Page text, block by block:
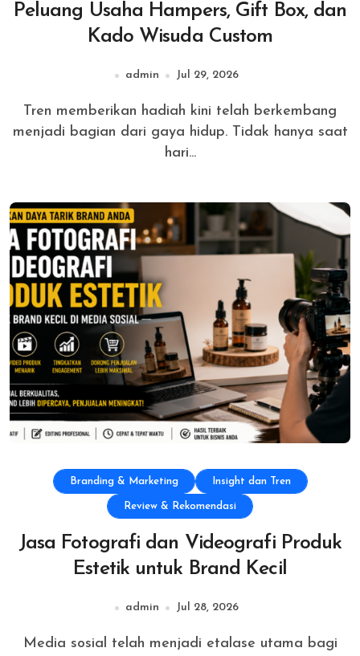
Peluang Usaha Hampers, Gift Box, dan
Kado Wisuda Custom
admin Jul 29, 2026
Tren memberikan hadiah kini telah berkembang
menjadi bagian dari gaya hidup. Tidak hanya saat
hari...
Branding & Marketing Insight dan Tren
Review & Rekomendasi
Jasa Fotografi dan Videografi Produk
Estetik untuk Brand Kecil
admin Jul 28, 2026
Media sosial telah menjadi etalase utama bagi